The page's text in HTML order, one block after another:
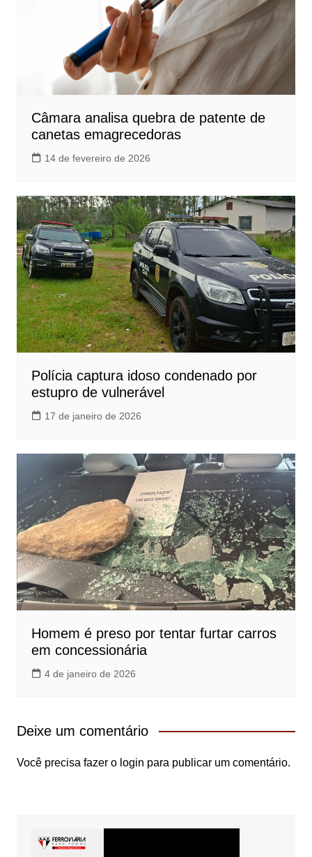
Câmara analisa quebra de patente de
canetas emagrecedoras
14 de fevereiro de 2026
Polícia captura idoso condenado por
estupro de vulnerável
17 de janeiro de 2026
Homem é preso por tentar furtar carros
em concessionária
4 de janeiro de 2026
Deixe um comentário
Você precisa fazer o login para publicar um comentário.